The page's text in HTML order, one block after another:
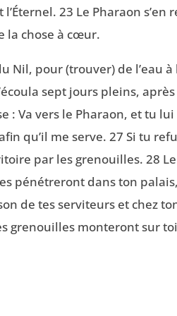
23 Le Pharaon s’en
la chose à cœur.
Nil, pour (trouver) de l’eau à
sept jours pleins,
: Va vers le Pharaon, et tu
qu’il me serve. 27 Si tu
par les grenouilles. 28
pénétreront dans ton
de tes serviteurs et chez
grenouilles monteront sur